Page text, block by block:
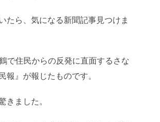
たら、気になる新聞記事見つけま
で住民からの反発に直面するさな
報』が報じたものです。
きました。